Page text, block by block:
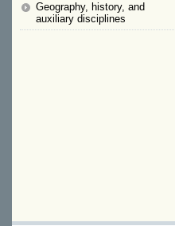
Geography, history, and
auxiliary disciplines